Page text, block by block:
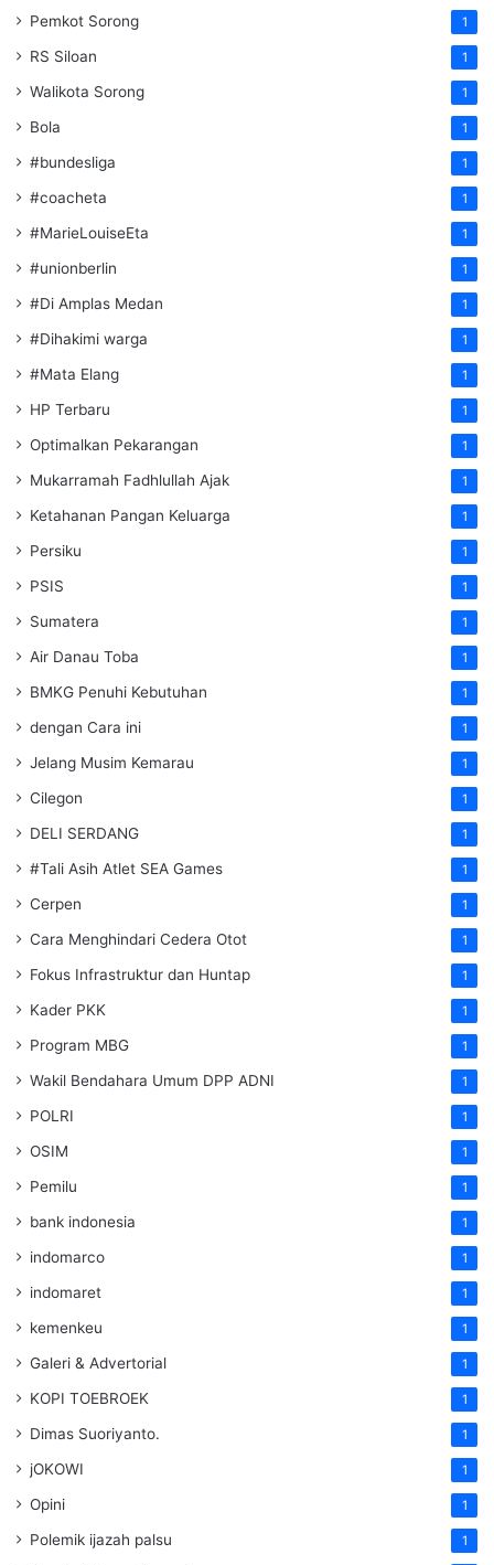
Pemkot Sorong 1
RS Siloan 1
Walikota Sorong 1
Bola 1
#bundesliga 1
#coacheta 1
#MarieLouiseEta 1
#unionberlin 1
#Di Amplas Medan 1
#Dihakimi warga 1
#Mata Elang 1
HP Terbaru 1
Optimalkan Pekarangan 1
Mukarramah Fadhlullah Ajak 1
Ketahanan Pangan Keluarga 1
Persiku 1
PSIS 1
Sumatera 1
Air Danau Toba 1
BMKG Penuhi Kebutuhan 1
dengan Cara ini 1
Jelang Musim Kemarau 1
Cilegon 1
DELI SERDANG 1
#Tali Asih Atlet SEA Games 1
Cerpen 1
Cara Menghindari Cedera Otot 1
Fokus Infrastruktur dan Huntap 1
Kader PKK 1
Program MBG 1
Wakil Bendahara Umum DPP ADNI 1
POLRI 1
OSIM 1
Pemilu 1
bank indonesia 1
indomarco 1
indomaret 1
kemenkeu 1
Galeri & Advertorial 1
KOPI TOEBROEK 1
Dimas Suoriyanto. 1
jOKOWI 1
Opini 1
Polemik ijazah palsu 1